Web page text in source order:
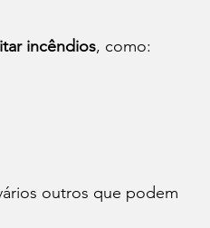
incêndios, como:
outros que podem